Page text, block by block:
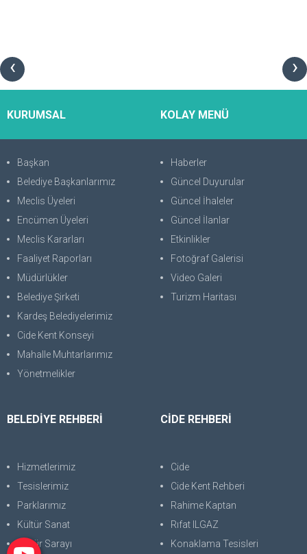
‹ ›
KURUMSAL
Başkan
Belediye Başkanlarımız
Meclis Üyeleri
Encümen Üyeleri
Meclis Kararları
Faaliyet Raporları
Müdürlükler
Belediye Şirketi
Kardeş Belediyelerimiz
Cide Kent Konseyi
Mahalle Muhtarlarımız
Yönetmelikler
KOLAY MENÜ
Haberler
Güncel Duyurular
Güncel İhaleler
Güncel İlanlar
Etkinlikler
Fotoğraf Galerisi
Video Galeri
Turizm Haritası
BELEDİYE REHBERİ
Hizmetlerimiz
Tesislerimiz
Parklarımız
Kültür Sanat
Kültür Sarayı
CİDE REHBERİ
Cide
Cide Kent Rehberi
Rahime Kaptan
Rıfat ILGAZ
Konaklama Tesisleri